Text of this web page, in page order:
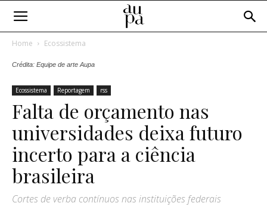
Home Ecossistema
Crédita: Equipe de arte Aupa
Ecossistema Reportagem rss
Falta de orçamento nas
universidades deixa futuro
incerto para a ciência
brasileira
Cortes de verba contínuos nas instituições federais